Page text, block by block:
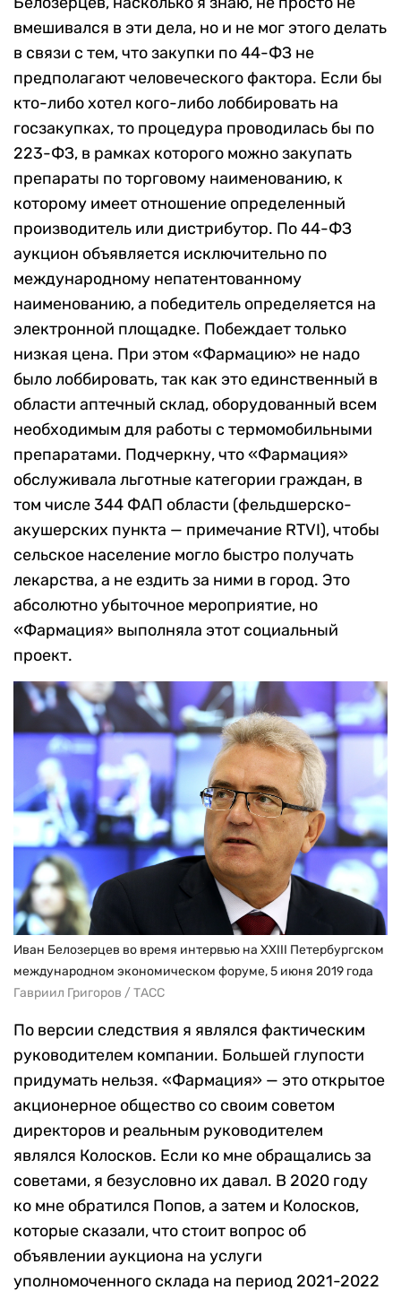
вмешивался в эти дела, но и не мог этого делать
в связи с тем, что закупки по 44-ФЗ не
предполагают человеческого фактора. Если бы
кто-либо хотел кого-либо лоббировать на
госзакупках, то процедура проводилась бы по
223-ФЗ, в рамках которого можно закупать
препараты по торговому наименованию, к
которому имеет отношение определенный
производитель или дистрибутор. По 44-ФЗ
аукцион объявляется исключительно по
международному непатентованному
наименованию, а победитель определяется на
электронной площадке. Побеждает только
низкая цена. При этом «Фармацию» не надо
было лоббировать, так как это единственный в
области аптечный склад, оборудованный всем
необходимым для работы с термомобильными
препаратами. Подчеркну, что «Фармация»
обслуживала льготные категории граждан, в
том числе 344 ФАП области (фельдшерско-
акушерских пункта — примечание RTVI), чтобы
сельское население могло быстро получать
лекарства, а не ездить за ними в город. Это
абсолютно убыточное мероприятие, но
«Фармация» выполняла этот социальный
проект.
Иван Белозерцев во время интервью на XXIII Петербургском
международном экономическом форуме, 5 июня 2019 года
Гавриил Григоров / ТАСС
По версии следствия я являлся фактическим
руководителем компании. Большей глупости
придумать нельзя. «Фармация» — это открытое
акционерное общество со своим советом
директоров и реальным руководителем
являлся Колосков. Если ко мне обращались за
советами, я безусловно их давал. В 2020 году
ко мне обратился Попов, а затем и Колосков,
которые сказали, что стоит вопрос об
объявлении аукциона на услуги
уполномоченного склада на период 2021-2022